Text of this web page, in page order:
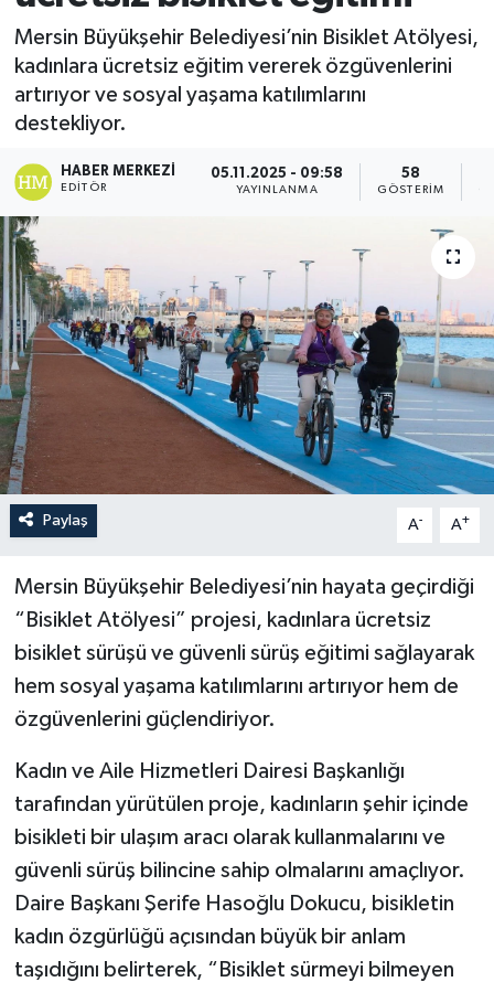
Mersin Büyükşehir Belediyesi’nin Bisiklet Atölyesi,
kadınlara ücretsiz eğitim vererek özgüvenlerini
artırıyor ve sosyal yaşama katılımlarını
destekliyor.
HABER MERKEZI
EDITÖR
05.11.2025 - 09:58
YAYINLANMA
58
GÖSTERIM
Paylaş A- A+
Mersin Büyükşehir Belediyesi’nin hayata geçirdiği
“Bisiklet Atölyesi” projesi, kadınlara ücretsiz
bisiklet sürüşü ve güvenli sürüş eğitimi sağlayarak
hem sosyal yaşama katılımlarını artırıyor hem de
özgüvenlerini güçlendiriyor.
Kadın ve Aile Hizmetleri Dairesi Başkanlığı
tarafından yürütülen proje, kadınların şehir içinde
bisikleti bir ulaşım aracı olarak kullanmalarını ve
güvenli sürüş bilincine sahip olmalarını amaçlıyor.
Daire Başkanı Şerife Hasoğlu Dokucu, bisikletin
kadın özgürlüğü açısından büyük bir anlam
taşıdığını belirterek, “Bisiklet sürmeyi bilmeyen